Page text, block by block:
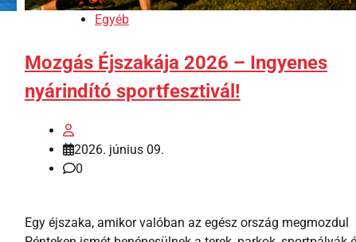
Egyéb
Mozgás Éjszakája 2026 – Ingyenes
nyárindító sportfesztivál!
2026. június 09.
0
Egy éjszaka, amikor valóban az egész ország megmozdul